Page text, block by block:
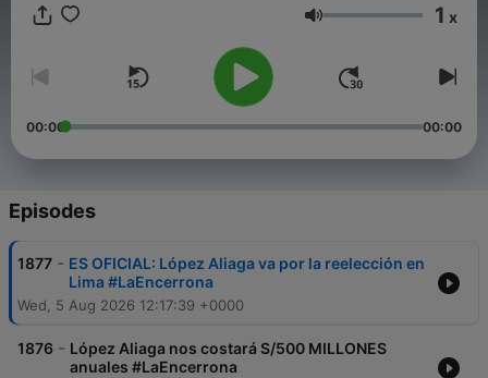
Volume 1 x
00:00 00:00
Episodes
1877 - ES OFICIAL: López Aliaga va por la reelección en
Lima #LaEncerrona
Wed, 5 Aug 2026 12:17:39 +0000
1876 - López Aliaga nos costará S/500 MILLONES
anuales #LaEncerrona